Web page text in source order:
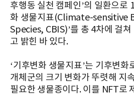
후행동 실천 캠페인’의 일환으로
화 생물지표(Climate-
Species, CBIS)’를 총 4차에 걸
고 밝힌 바 있다.
‘기후변화 생물지표’는 기후변
개체군의 크기 변화가 뚜렷해 지
필요한 생물종이다. 이를 NFT로